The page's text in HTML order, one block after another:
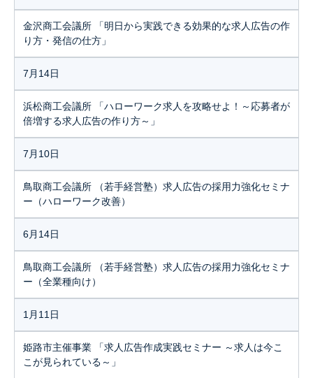
金沢商工会議所 「明日から実践できる効果的な求人広告の作
り方・発信の仕方」
7月14日
浜松商工会議所 「ハローワーク求人を攻略せよ！～応募者が
倍増する求人広告の作り方～」
7月10日
鳥取商工会議所 （若手経営塾）求人広告の採用力強化セミナ
ー（ハローワーク改善）
6月14日
鳥取商工会議所 （若手経営塾）求人広告の採用力強化セミナ
ー（全業種向け）
1月11日
姫路市主催事業 「求人広告作成実践セミナー ～求人は今こ
こが見られている～」